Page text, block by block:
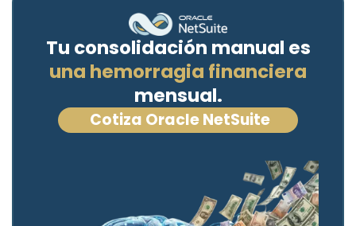
Tu consolidación manual es
una hemorragia financiera
mensual.
Cotiza Oracle NetSuite